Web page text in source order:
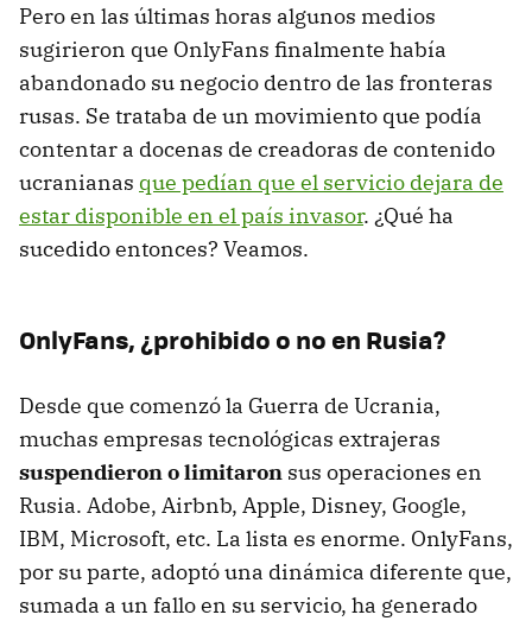
Pero en las últimas horas algunos medios
sugirieron que OnlyFans finalmente había
abandonado su negocio dentro de las fronteras
rusas. Se trataba de un movimiento que podía
contentar a docenas de creadoras de contenido
ucranianas que pedían que el servicio dejara de
estar disponible en el país invasor. ¿Qué ha
sucedido entonces? Veamos.
OnlyFans, ¿prohibido o no en Rusia?
Desde que comenzó la Guerra de Ucrania,
muchas empresas tecnológicas extrajeras
suspendieron o limitaron sus operaciones en
Rusia. Adobe, Airbnb, Apple, Disney, Google,
IBM, Microsoft, etc. La lista es enorme. OnlyFans,
por su parte, adoptó una dinámica diferente que,
sumada a un fallo en su servicio, ha generado